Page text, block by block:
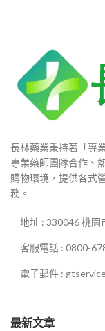
長林藥業秉持著「專
專業藥師團隊合作、
購物環境，提供各式
務。
地址 : 330046 桃
客服電話 : 0800-
電子郵件 :
最新文章